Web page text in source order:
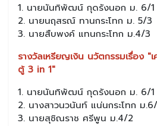
1. นายนันทิพัฒน์ กุดรังนอก ม. 6/1
2. นายนฤสรณ์ ทานกระโทก ม. 5/3
3. นายสืบพงค์ แทนกระโทก ม.4/3
รางวัลเหรียญเงิน นวัตกรรมเรื่อง "
ตู้ 3 in 1"
1. นายนันทิพัฒน์ กุดรังนอก ม. 6/1
2. นางสาวนวนันท์ แน่นกระโทก ม
3. นายสุชิณราช ศรีพูน ม.4/2